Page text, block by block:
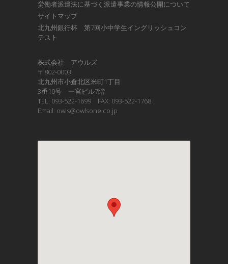
労働者派遣法に基づく派遣事業の情報公開について
サイトマップ
北九州銀行杯 第7回小中学生イングリッシュコン
テスト
株式会社 アウルズ
〒802-0003
北九州市小倉北区米町1丁目
3番10号 一宮ビル7階
TEL: 093-522-1699 FAX: 093-522-1768
Email: owls@owlsone.co.jp